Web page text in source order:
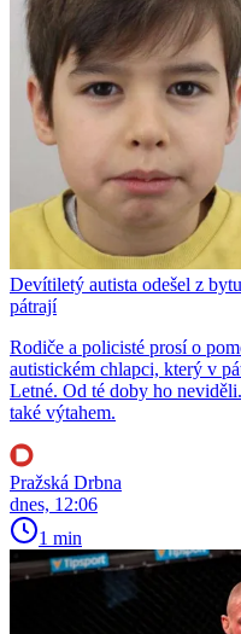
Devítiletý autista odešel z
pátrají
Rodiče a policisté prosí o
autistickém chlapci, který v
Letné. Od té doby ho
také výtahem.
Pražská Drbna
dnes, 12:06
1 min